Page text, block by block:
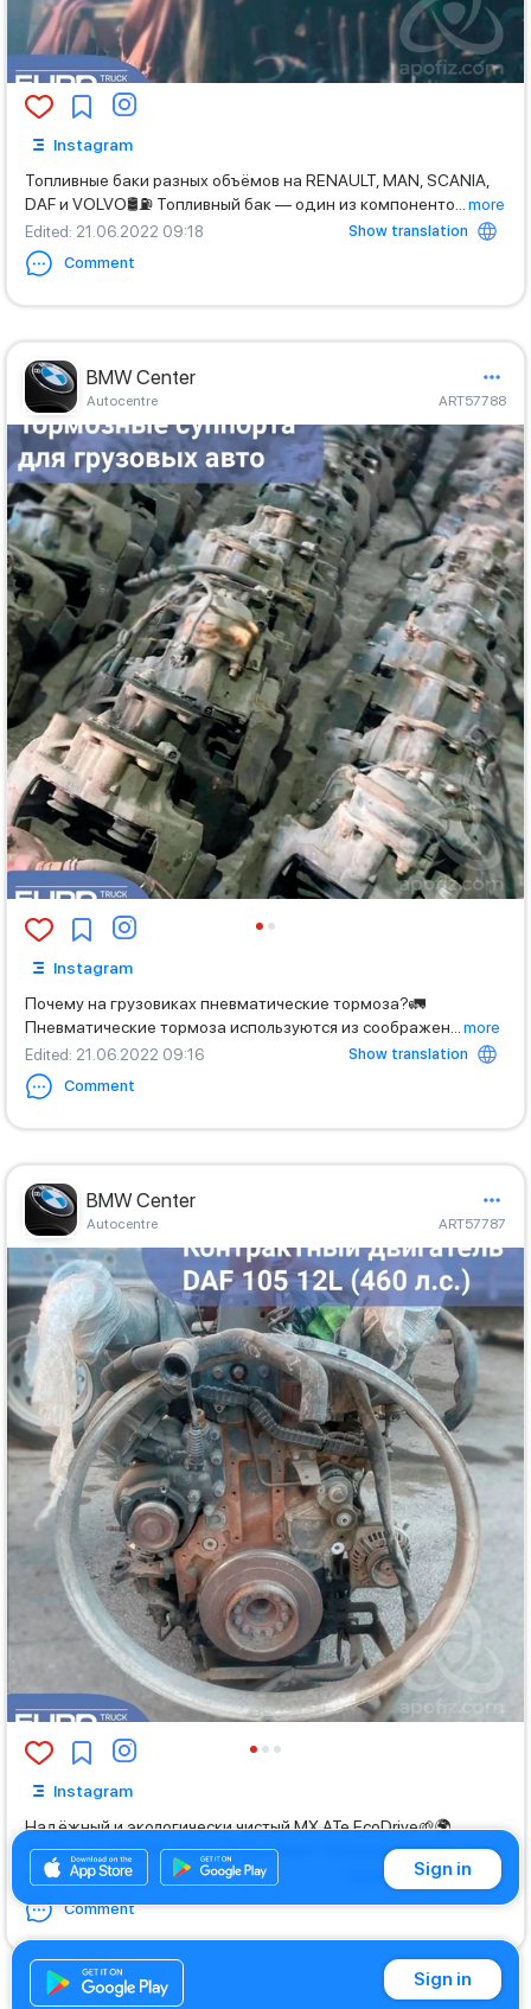
Instagram
Топливные баки разных объёмов на RENAULT, MAN, SCANIA,
DAF и VOLVO🛢️⛽ Топливный бак — один из компоненто
more
Edited: 21.06.2022 09:18
Show translation
Comment
BMW Center
Autocentre ART57788
Instagram
Почему на грузовиках пневматические тормоза?🚛
Пневматические тормоза используются из соображен
more
Edited: 21.06.2022 09:16
Show translation
Comment
BMW Center
Autocentre ART57787
Instagram
Надёжный и экологически чистый MX ATe EcoDrive🌱🌍
Двигатель DAF MX ATe EcoDrive имеет большую мощно...more
Edited : 21.06.2022 09:00
Show translation
Comment
Sign in
Sign in